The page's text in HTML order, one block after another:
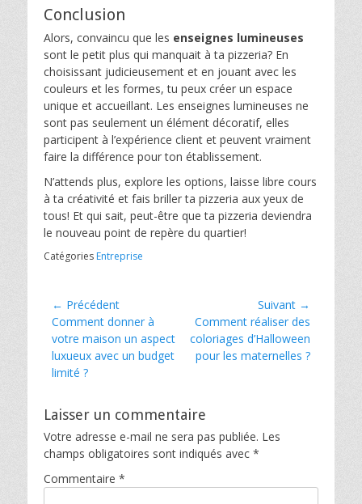
Conclusion
Alors, convaincu que les enseignes lumineuses
sont le petit plus qui manquait à ta pizzeria? En
choisissant judicieusement et en jouant avec les
couleurs et les formes, tu peux créer un espace
unique et accueillant. Les enseignes lumineuses ne
sont pas seulement un élément décoratif, elles
participent à l’expérience client et peuvent vraiment
faire la différence pour ton établissement.
N’attends plus, explore les options, laisse libre cours
à ta créativité et fais briller ta pizzeria aux yeux de
tous! Et qui sait, peut-être que ta pizzeria deviendra
le nouveau point de repère du quartier!
Catégories Entreprise
Navigation
de
l’article
← Précédent
Article
précédent :
Comment donner à
votre maison un aspect
luxueux avec un budget
limité ?
Suivant →
Article
suivant :
Comment réaliser des
coloriages d’Halloween
pour les maternelles ?
Laisser un commentaire
Votre adresse e-mail ne sera pas publiée. Les
champs obligatoires sont indiqués avec *
Commentaire *